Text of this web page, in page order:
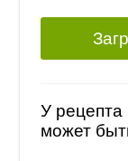
У рецепта
может